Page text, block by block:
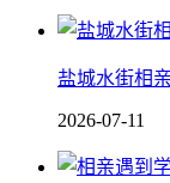
盐城水街相
2026-07-11